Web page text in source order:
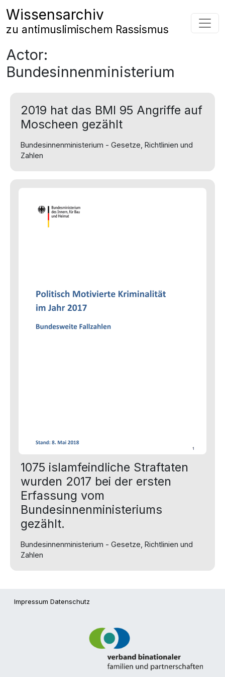
Zum Inhalt springen
Hauptnavigation
Wissensarchiv
zu antimuslimischem Rassismus
Actor:
Bundesinnenministerium
2019 hat das BMI 95 Angriffe auf
Moscheen gezählt
Bundesinnenministerium - Gesetze, Richtlinien und
Zahlen
1075 islamfeindliche Straftaten
wurden 2017 bei der ersten
Erfassung vom
Bundesinnenministeriums
gezählt.
Bundesinnenministerium - Gesetze, Richtlinien und
Zahlen
Impressum Datenschutz